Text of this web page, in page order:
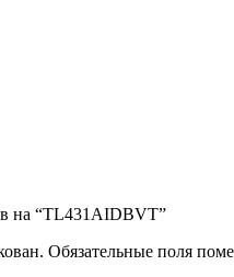
на “TL431AIDBVT”
Обязательные поля